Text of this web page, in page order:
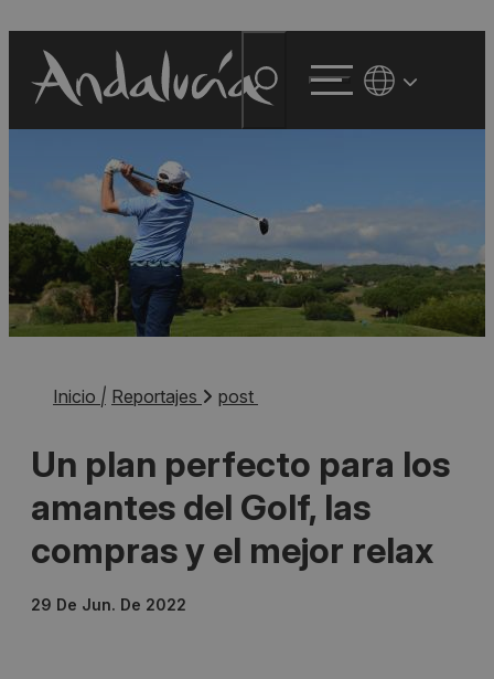
Inicio | Reportajes post
Un plan perfecto para los
amantes del Golf, las
compras y el mejor relax
29 De Jun. De 2022